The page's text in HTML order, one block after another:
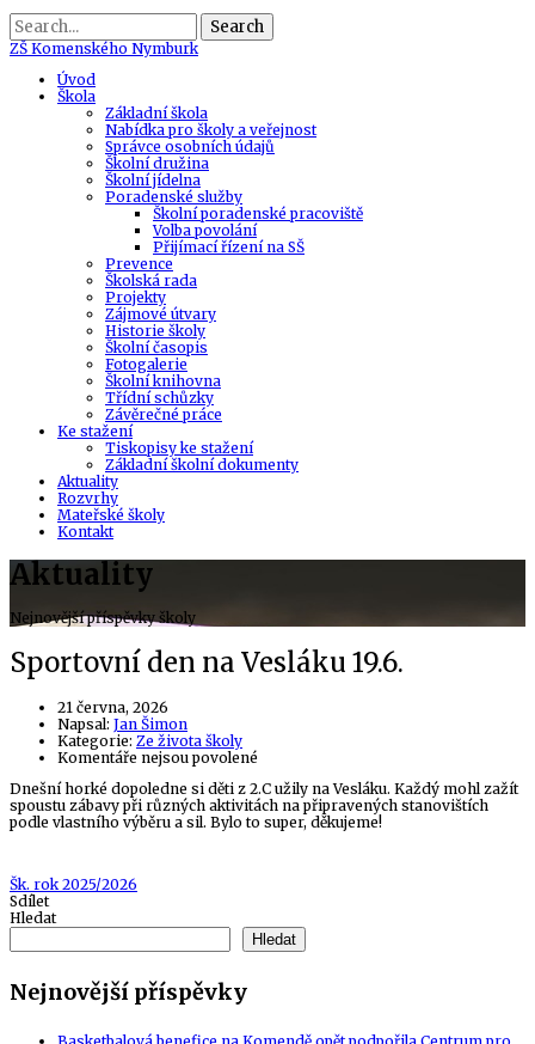
Search
ZŠ Komenského Nymburk
Úvod
Škola
Základní škola
Nabídka pro školy a veřejnost
Správce osobních údajů
Školní družina
Školní jídelna
Poradenské služby
Školní poradenské pracoviště
Volba povolání
Přijímací řízení na SŠ
Prevence
Školská rada
Projekty
Zájmové útvary
Historie školy
Školní časopis
Fotogalerie
Školní knihovna
Třídní schůzky
Závěrečné práce
Ke stažení
Tiskopisy ke stažení
Základní školní dokumenty
Aktuality
Rozvrhy
Mateřské školy
Kontakt
Aktuality
Nejnovější příspěvky školy
Sportovní den na Vesláku 19.6.
21 června, 2026
Napsal: Author
Jan Šimon
Kategorie: Ze života školy
Komentáře nejsou povolené
s
názvem
Sportovní
Dnešní horké dopoledne si děti z 2.C užily na Vesláku. Každý mohl zažít
spoustu zábavy při různých aktivitách na připravených stanovištích
podle vlastního výběru a sil. Bylo to super, děkujeme!
Tags
Šk. rok 2025/2026
Sdílet
Hledat
Hledat
Nejnovější příspěvky